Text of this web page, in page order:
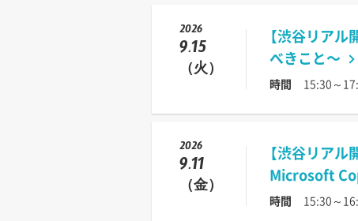
2026
9.15
（火）
【渋谷リア
べきこと〜
時間 15:30～
2026
9.11
（金）
【渋谷リアル
Microsoft
時間 15:30～